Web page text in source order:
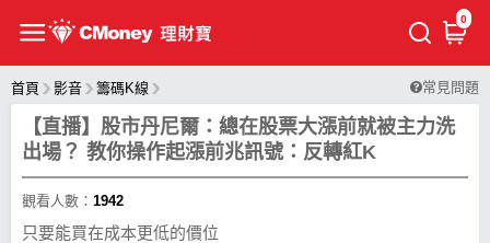
0
首頁 影音 籌碼K線 常見問題
【直播】股市丹尼爾：總在股票大漲前就被主力洗
出場？ 教你操作起漲前兆訊號：反轉紅K
觀看人數： 1942
只要能買在成本更低的價位